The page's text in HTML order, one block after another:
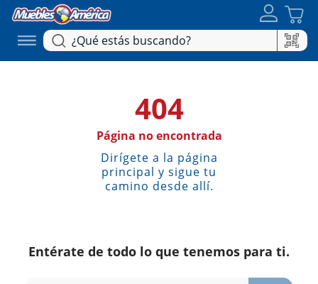
404
Página no encontrada
Dirígete a la página
principal y sigue tu
camino desde allí.
Entérate de todo lo que tenemos para ti.